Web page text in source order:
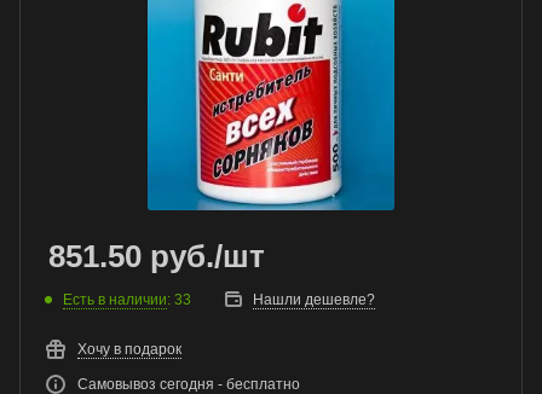
851.50 руб./шт
Есть в наличии: 33 Нашли дешевле?
Хочу в подарок
Самовывоз сегодня - бесплатно